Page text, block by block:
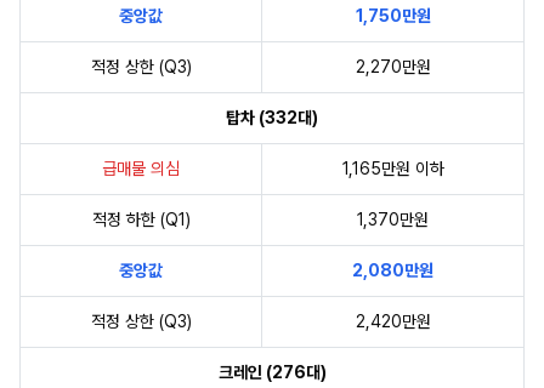
중앙값 1,750만원
적정 상한 (Q3) 2,270만원
탑차 (332대)
급매물 의심 1,165만원 이하
적정 하한 (Q1) 1,370만원
중앙값 2,080만원
적정 상한 (Q3) 2,420만원
크레인 (276대)